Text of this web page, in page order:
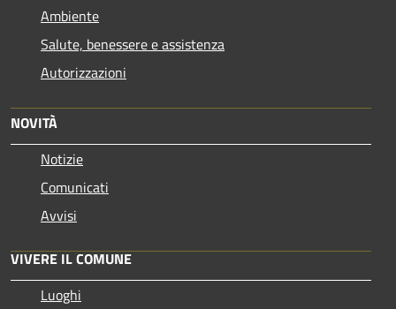
Ambiente
Salute, benessere e assistenza
Autorizzazioni
NOVITÀ
Notizie
Comunicati
Avvisi
VIVERE IL COMUNE
Luoghi